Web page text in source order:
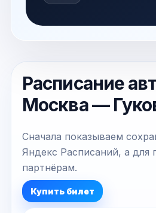
Расписание
Москва —
Сначала показываем
Яндекс Расписаний, а для
партнёрам.
Купить билет